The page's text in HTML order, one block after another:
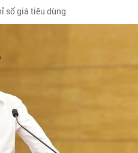
số giá tiêu dùng